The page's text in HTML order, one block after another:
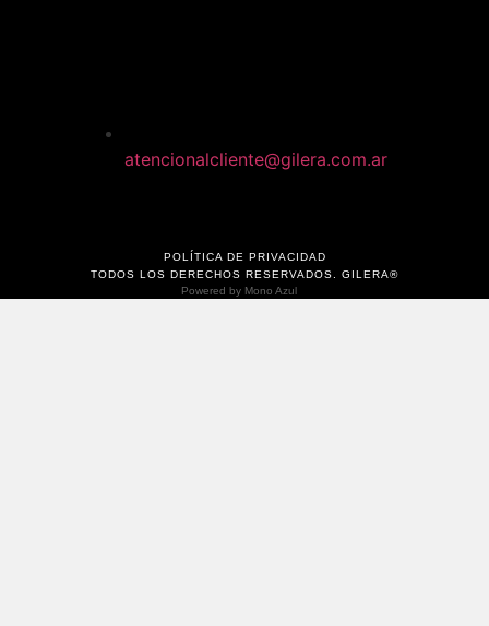
atencionalcliente@gilera.com.ar
POLÍTICA DE PRIVACIDAD
TODOS LOS DERECHOS RESERVADOS. GILERA®
Powered by Mono Azul